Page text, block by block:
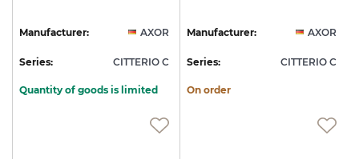
Manufacturer: AXOR
Series: CITTERIO C
Quantity of goods is limited
Manufacturer: AXOR
Series: CITTERIO C
On order